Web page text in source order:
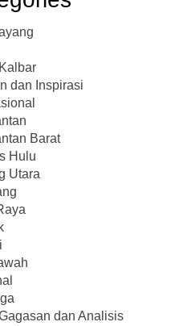
dan Inspirasi
Barat
Hulu
Utara
dan Analisis